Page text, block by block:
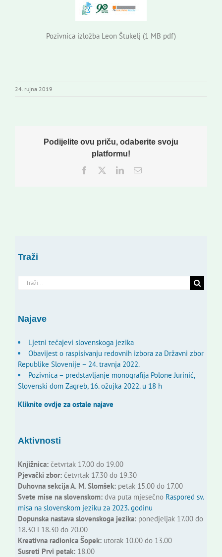
Pozivnica izložba Leon Štukelj (1 MB pdf)
24. rujna 2019
Podijelite ovu priču, odaberite svoju
platformu!
Facebook
TwitterLinkedInEmail:
Traži
Traži...
Najave
Ljetni tečajevi slovenskoga jezika
Obavijest o raspisivanju redovnih izbora za Državni zbor
Republike Slovenije – 24. travnja 2022.
Pozivnica – predstavljanje monografija Polone Jurinić,
Slovenski dom Zagreb, 16. ožujka 2022. u 18 h
Kliknite ovdje za ostale najave
Aktivnosti
Knjižnica:četvrtak 17.00 do 19.00
Pjevački zbor:četvrtak 17.30 do 19.30
Duhovna sekcija A. M. Slomšek:petak 15.00 do 17.00
Svete mise na slovenskom:dva puta mjesečno Raspored sv.
misa na slovenskom jeziku za 2023. godinu
Dopunska nastava slovenskoga jezika:ponedjeljak 17.00 do
18.30 i 18.30 do 20.00
Kreativna radionica Šopek:utorak 10.00 do 13.00
Susreti Prvi petak:18.00